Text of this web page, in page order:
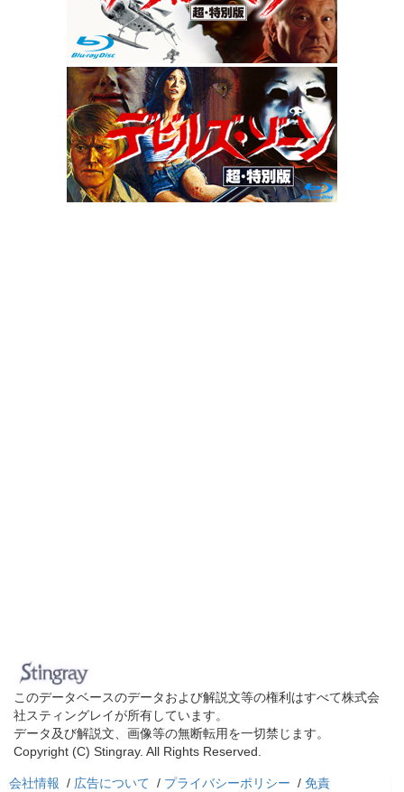
このデータベースのデータおよび解説文等の権利はすべて株式会
社スティングレイが所有しています。
データ及び解説文、画像等の無断転用を一切禁じます。
Copyright (C) Stingray. All Rights Reserved.
会社情報 / 広告について / プライバシーポリシー / 免責